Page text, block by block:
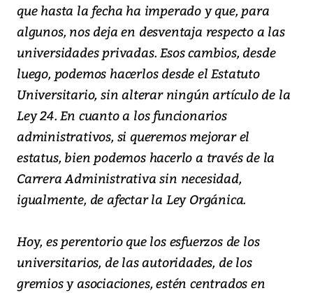
que hasta la fecha ha imperado y que, para
algunos, nos deja en desventaja respecto a las
universidades privadas. Esos cambios, desde
luego, podemos hacerlos desde el Estatuto
Universitario, sin alterar ningún artículo de la
Ley 24. En cuanto a los funcionarios
administrativos, si queremos mejorar el
estatus, bien podemos hacerlo a través de la
Carrera Administrativa sin necesidad,
igualmente, de afectar la Ley Orgánica.
Hoy, es perentorio que los esfuerzos de los
universitarios, de las autoridades, de los
gremios y asociaciones, estén centrados en